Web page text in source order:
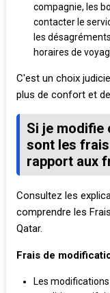
compagnie, les
contacter le
les
horaires de
C'est un choix
plus de confort et
Si je modifie
sont les
rapport aux
Consultez les
comprendre les
Qatar.
Frais de
Les